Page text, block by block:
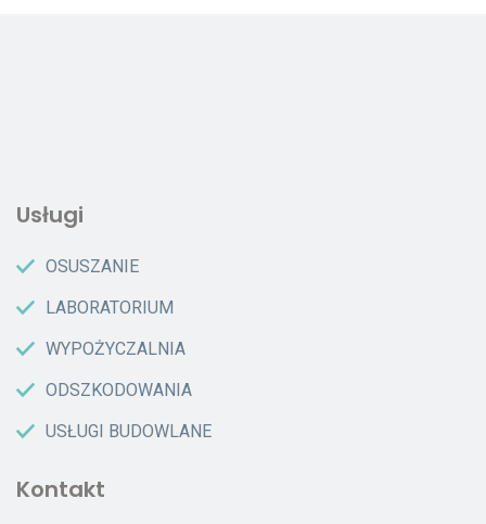
Usługi
OSUSZANIE
LABORATORIUM
WYPOŻYCZALNIA
ODSZKODOWANIA
USŁUGI BUDOWLANE
Kontakt